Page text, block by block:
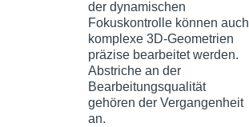
der dynamischen
Fokuskontrolle können auch
komplexe 3D-Geometrien
präzise bearbeitet werden.
Abstriche an der
Bearbeitungsqualität
gehören der Vergangenheit
an.